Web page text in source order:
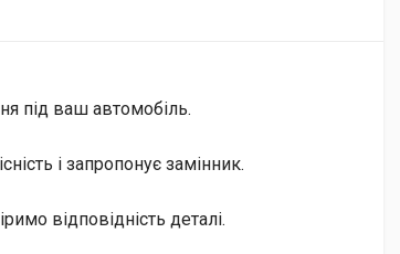
під ваш автомобіль.
і запропонує замінник.
відповідність деталі.